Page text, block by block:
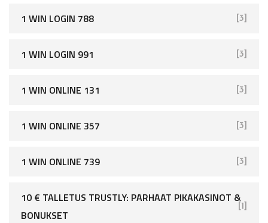
1 WIN LOGIN 788 [3]
1 WIN LOGIN 991 [3]
1 WIN ONLINE 131 [3]
1 WIN ONLINE 357 [3]
1 WIN ONLINE 739 [3]
10 € TALLETUS TRUSTLY: PARHAAT PIKAKASINOT &
BONUKSET
[1]